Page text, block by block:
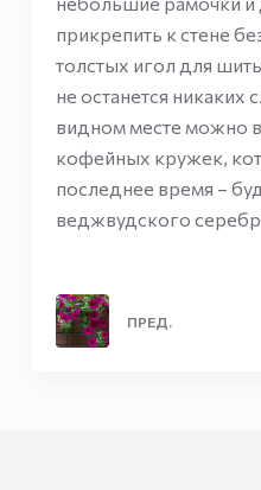
прикрепить к стене
толстых игол для
не останется никаких
видном месте можно
кофейных кружек,
последнее время –
веджвудского
ПРЕД.